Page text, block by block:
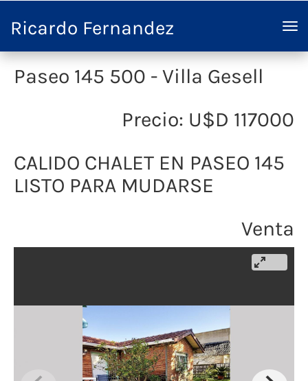
Ricardo Fernandez
Paseo 145 500 - Villa Gesell
Precio: U$D 117000
CALIDO CHALET EN PASEO 145
LISTO PARA MUDARSE
Venta